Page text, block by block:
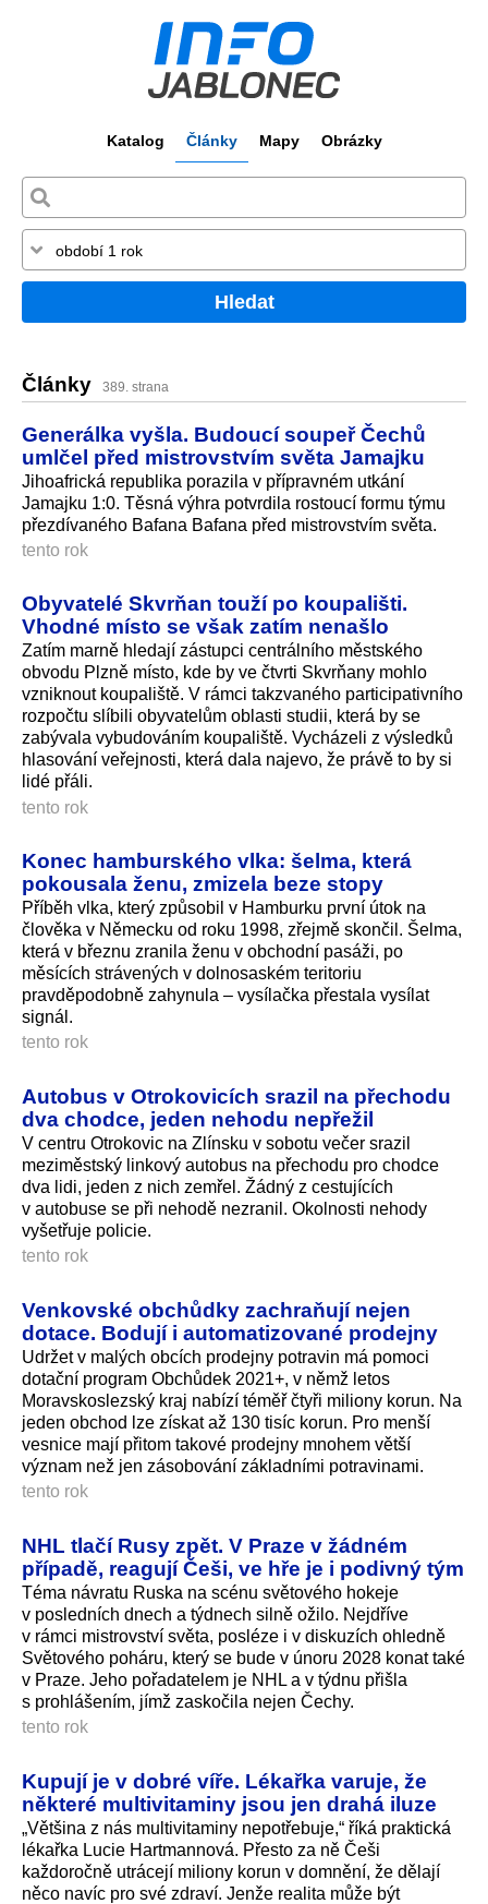
Katalog Články Mapy Obrázky
Hledat
Články 389. strana
Generálka vyšla. Budoucí soupeř Čechů
umlčel před mistrovstvím světa Jamajku
Jihoafrická republika porazila v přípravném utkání
Jamajku 1:0. Těsná výhra potvrdila rostoucí formu týmu
přezdívaného Bafana Bafana před mistrovstvím světa.
tento rok
Obyvatelé Skvrňan touží po koupališti.
Vhodné místo se však zatím nenašlo
Zatím marně hledají zástupci centrálního městského
obvodu Plzně místo, kde by ve čtvrti Skvrňany mohlo
vzniknout koupaliště. V rámci takzvaného participativního
rozpočtu slíbili obyvatelům oblasti studii, která by se
zabývala vybudováním koupaliště. Vycházeli z výsledků
hlasování veřejnosti, která dala najevo, že právě to by si
lidé přáli.
tento rok
Konec hamburského vlka: šelma, která
pokousala ženu, zmizela beze stopy
Příběh vlka, který způsobil v Hamburku první útok na
člověka v Německu od roku 1998, zřejmě skončil. Šelma,
která v březnu zranila ženu v obchodní pasáži, po
měsících strávených v dolnosaském teritoriu
pravděpodobně zahynula – vysílačka přestala vysílat
signál.
tento rok
Autobus v Otrokovicích srazil na přechodu
dva chodce, jeden nehodu nepřežil
V centru Otrokovic na Zlínsku v sobotu večer srazil
meziměstský linkový autobus na přechodu pro chodce
dva lidi, jeden z nich zemřel. Žádný z cestujících
v autobuse se při nehodě nezranil. Okolnosti nehody
vyšetřuje policie.
tento rok
Venkovské obchůdky zachraňují nejen
dotace. Bodují i automatizované prodejny
Udržet v malých obcích prodejny potravin má pomoci
dotační program Obchůdek 2021+, v němž letos
Moravskoslezský kraj nabízí téměř čtyři miliony korun. Na
jeden obchod lze získat až 130 tisíc korun. Pro menší
vesnice mají přitom takové prodejny mnohem větší
význam než jen zásobování základními potravinami.
tento rok
NHL tlačí Rusy zpět. V Praze v žádném
případě, reagují Češi, ve hře je i podivný tým
Téma návratu Ruska na scénu světového hokeje
v posledních dnech a týdnech silně ožilo. Nejdříve
v rámci mistrovství světa, posléze i v diskuzích ohledně
Světového poháru, který se bude v únoru 2028 konat také
v Praze. Jeho pořadatelem je NHL a v týdnu přišla
s prohlášením, jímž zaskočila nejen Čechy.
tento rok
Kupují je v dobré víře. Lékařka varuje, že
některé multivitaminy jsou jen drahá iluze
„Většina z nás multivitaminy nepotřebuje,“ říká praktická
lékařka Lucie Hartmannová. Přesto za ně Češi
každoročně utrácejí miliony korun v domnění, že dělají
něco navíc pro své zdraví. Jenže realita může být